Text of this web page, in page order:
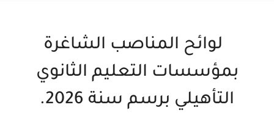
لوائح المناصب الشاغرة
بمؤسسات التعليم الثانوي
التأهيلي برسم سنة 2026.